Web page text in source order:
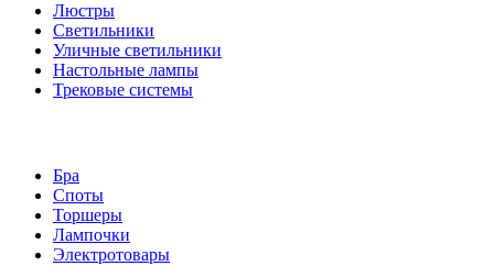
Люстры
Светильники
Уличные светильники
Настольные лампы
Трековые системы
Бра
Споты
Торшеры
Лампочки
Электротовары